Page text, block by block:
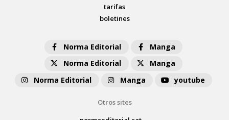
tarifas
boletines
Norma Editorial
Manga
Norma Editorial
Manga
Norma Editorial
Manga youtube
Otros sites